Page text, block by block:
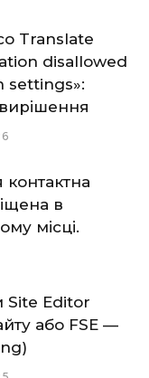
Translate
disallowed
settings»:
в
місці.
Site Editor
або FSE —